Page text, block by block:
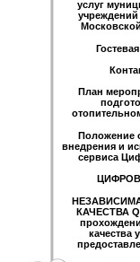
услуг
учреждений
План
Положение
внедрения и
сервиса
КАЧЕСТВА
качества